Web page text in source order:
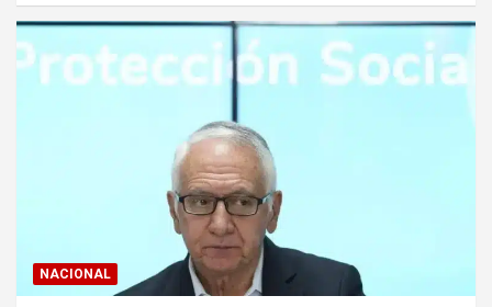
NACIONAL